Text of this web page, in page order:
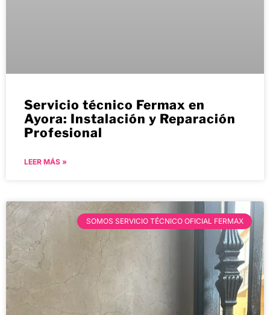
Servicio técnico Fermax en
Ayora: Instalación y Reparación
Profesional
LEER MÁS »
SOMOS SERVICIO TÉCNICO OFICIAL FERMAX